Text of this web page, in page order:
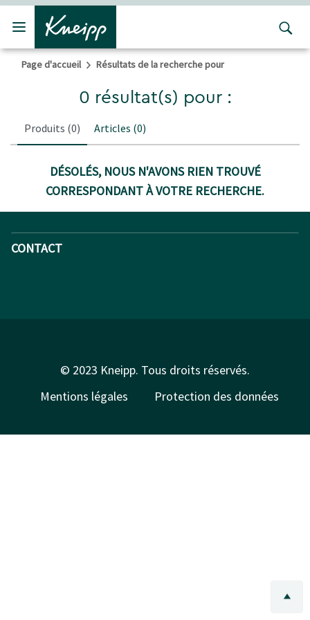
Passer au contenu principal
Passer au contenu du pied de page
Page d'accueil Résultats de la recherche pour
0 résultat(s) pour :
Produits (0) Articles (0)
DÉSOLÉS, NOUS N'AVONS RIEN TROUVÉ
CORRESPONDANT À VOTRE RECHERCHE.
CONTACT
© 2023 Kneipp. Tous droits réservés.
Mentions légales
Protection des données